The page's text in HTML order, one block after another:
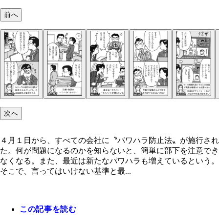
前へ
次へ
４月１日から、すべての会社に〝パワハラ防止法〟が施行され
た。何が問題になるのかを知らないと、簡単に部下を注意でき
なくなる。また、最近は新たなパワハラも増えているという。
そこで、言ってはいけない基準と最...
この記事を読む